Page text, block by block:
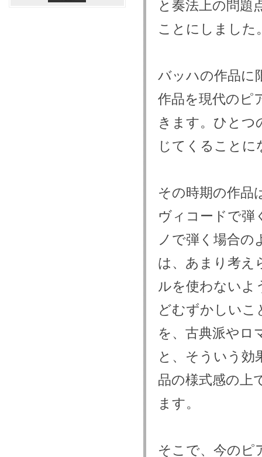
と奏法上の問題
ことにしました
バッハの作品に
作品を現代のピ
きます。ひとつ
じてくることに
その時期の作品
ヴィコードで弾
ノで弾く場合の
は、あまり考え
ルを使わないよ
どむずかしいこ
を、古典派やロ
と、そういう効
品の様式感の上
ます。
そこで、今のピ